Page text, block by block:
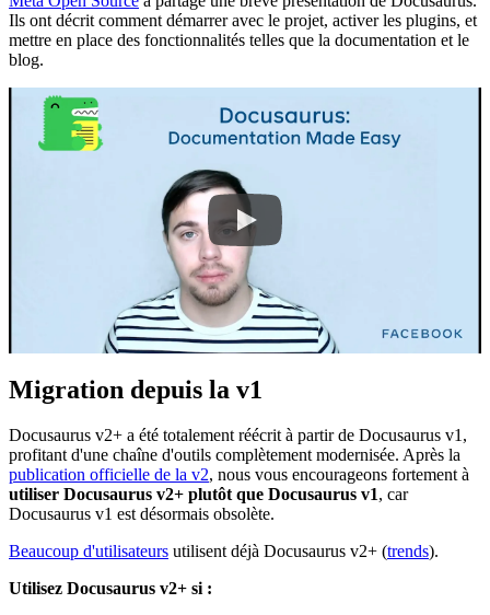
Ils ont décrit comment démarrer avec le projet, activer les plugins, et
mettre en place des fonctionnalités telles que la documentation et le
blog.
Migration depuis la v1
Docusaurus v2+ a été totalement réécrit à partir de Docusaurus v1,
profitant d'une chaîne d'outils complètement modernisée. Après la
publication officielle de la v2, nous vous encourageons fortement à
utiliser Docusaurus v2+ plutôt que Docusaurus v1, car
Docusaurus v1 est désormais obsolète.
Beaucoup d'utilisateurs utilisent déjà Docusaurus v2+ (trends).
Utilisez Docusaurus v2+ si :